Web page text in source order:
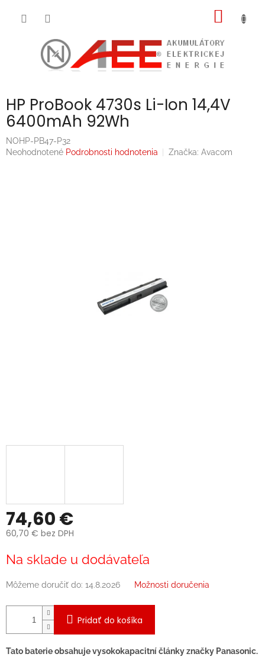
HP ProBook 4730s Li-Ion 14,4V
6400mAh 92Wh
NOHP-PB47-P32
Priemerné
Neohodnotené Podrobnosti hodnotenia Značka: Avacom
74,60 €
60,70 € bez DPH
cena:
Na sklade u dodávateľa
Môžeme doručiť do: 14.8.2026 Možnosti doručenia
Pridať do košíka
Tato baterie obsahuje vysokokapacitní články značky Panasonic.